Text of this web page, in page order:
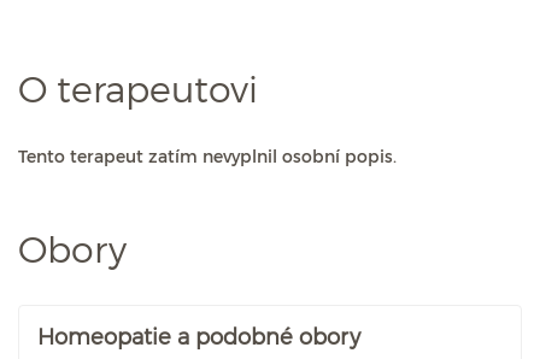
O terapeutovi
Tento terapeut zatím nevyplnil osobní popis.
Obory
Homeopatie a podobné obory